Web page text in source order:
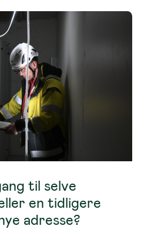
til selve
en tidligere
adresse?